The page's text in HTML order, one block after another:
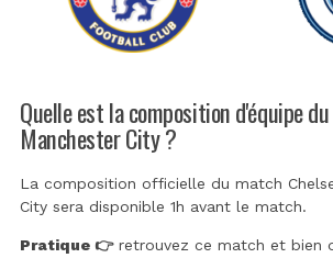
Quelle est la composition d'équipe
Manchester City ?
La composition officielle du match
City sera disponible 1h avant le match.
Pratique 👉retrouvez ce match et bien